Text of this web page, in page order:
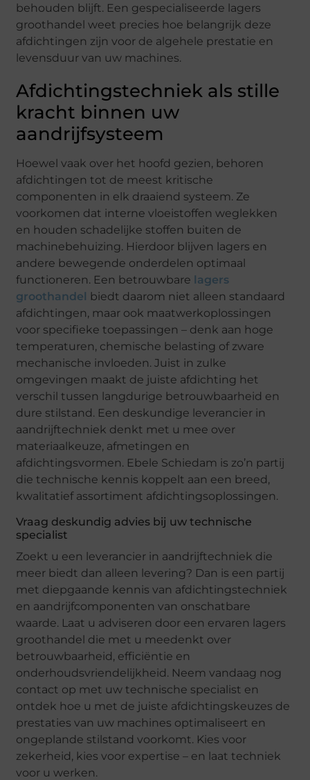
behouden blijft. Een gespecialiseerde lagers
groothandel weet precies hoe belangrijk deze
afdichtingen zijn voor de algehele prestatie en
levensduur van uw machines.
Afdichtingstechniek als stille
kracht binnen uw
aandrijfsysteem
Hoewel vaak over het hoofd gezien, behoren
afdichtingen tot de meest kritische
componenten in elk draaiend systeem. Ze
voorkomen dat interne vloeistoffen weglekken
en houden schadelijke stoffen buiten de
machinebehuizing. Hierdoor blijven lagers en
andere bewegende onderdelen optimaal
functioneren. Een betrouwbare lagers
groothandel biedt daarom niet alleen standaard
afdichtingen, maar ook maatwerkoplossingen
voor specifieke toepassingen – denk aan hoge
temperaturen, chemische belasting of zware
mechanische invloeden. Juist in zulke
omgevingen maakt de juiste afdichting het
verschil tussen langdurige betrouwbaarheid en
dure stilstand. Een deskundige leverancier in
aandrijftechniek denkt met u mee over
materiaalkeuze, afmetingen en
afdichtingsvormen. Ebele Schiedam is zo’n partij
die technische kennis koppelt aan een breed,
kwalitatief assortiment afdichtingsoplossingen.
Vraag deskundig advies bij uw technische
specialist
Zoekt u een leverancier in aandrijftechniek die
meer biedt dan alleen levering? Dan is een partij
met diepgaande kennis van afdichtingstechniek
en aandrijfcomponenten van onschatbare
waarde. Laat u adviseren door een ervaren lagers
groothandel die met u meedenkt over
betrouwbaarheid, efficiëntie en
onderhoudsvriendelijkheid. Neem vandaag nog
contact op met uw technische specialist en
ontdek hoe u met de juiste afdichtingskeuzes de
prestaties van uw machines optimaliseert en
ongeplande stilstand voorkomt. Kies voor
zekerheid, kies voor expertise – en laat techniek
voor u werken.